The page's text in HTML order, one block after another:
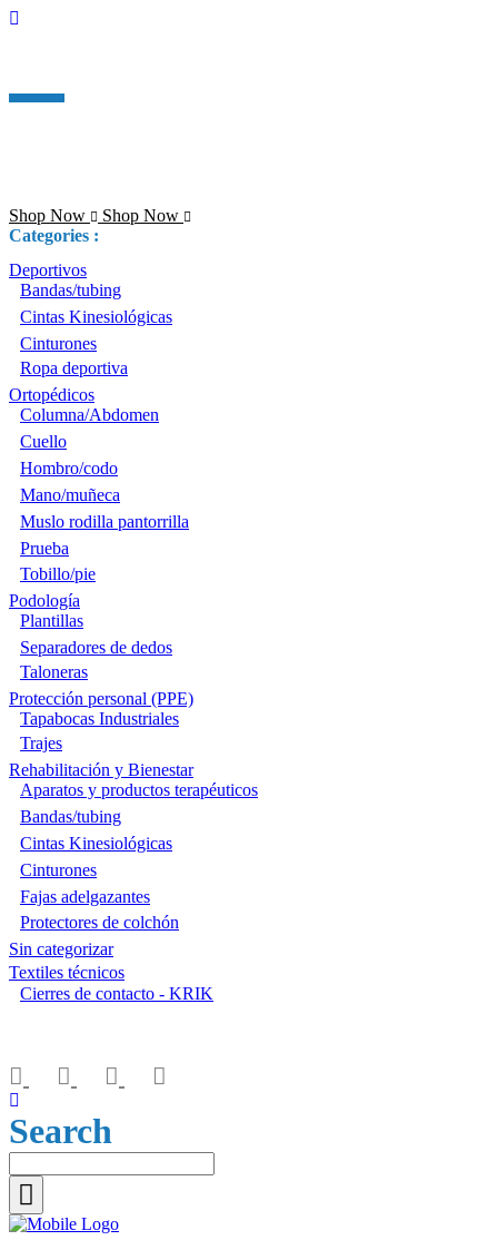
Shop Now
Shop Now
Categories :
Deportivos
Bandas/tubing
Cintas Kinesiológicas
Cinturones
Ropa deportiva
Ortopédicos
Columna/Abdomen
Cuello
Hombro/codo
Mano/muñeca
Muslo rodilla pantorrilla
Prueba
Tobillo/pie
Podología
Plantillas
Separadores de dedos
Taloneras
Protección personal (PPE)
Tapabocas Industriales
Trajes
Rehabilitación y Bienestar
Aparatos y productos terapéuticos
Bandas/tubing
Cintas Kinesiológicas
Cinturones
Fajas adelgazantes
Protectores de colchón
Sin categorizar
Textiles técnicos
Cierres de contacto - KRIK
Search